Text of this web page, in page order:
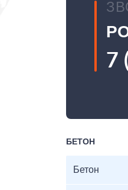
7
БЕТОН
Бетон